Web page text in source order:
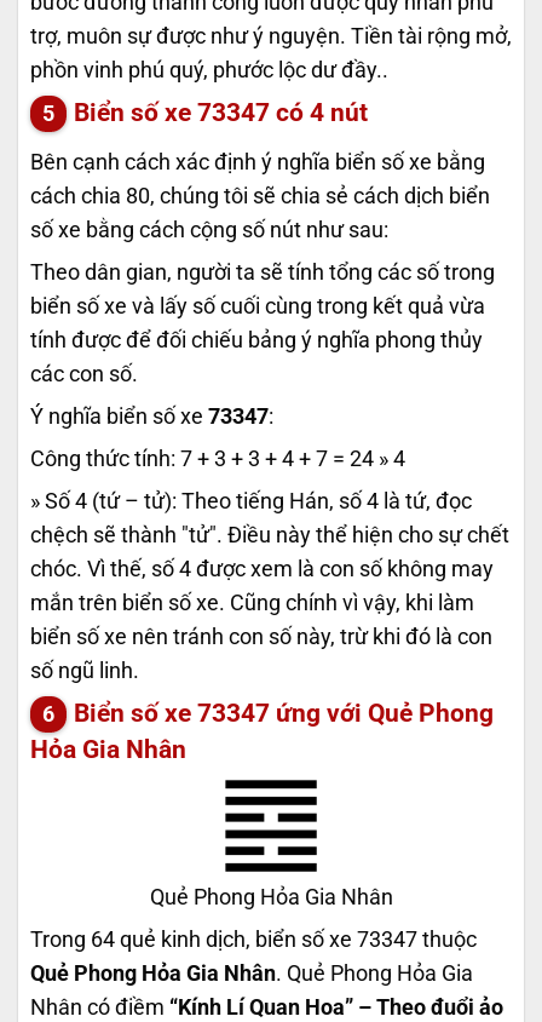
trợ, muôn sự được như ý nguyện. Tiền tài rộng mở,
phồn vinh phú quý, phước lộc dư đầy..
Biển số xe 73347 có 4 nút
Bên cạnh cách xác định ý nghĩa biển số xe bằng
cách chia 80, chúng tôi sẽ chia sẻ cách dịch biển
số xe bằng cách cộng số nút như sau:
Theo dân gian, người ta sẽ tính tổng các số trong
biển số xe và lấy số cuối cùng trong kết quả vừa
tính được để đối chiếu bảng ý nghĩa phong thủy
các con số.
Ý nghĩa biển số xe 73347:
Công thức tính: 7 + 3 + 3 + 4 + 7 = 24 » 4
» Số 4 (tứ – tử): Theo tiếng Hán, số 4 là tứ, đọc
chệch sẽ thành "tử". Điều này thể hiện cho sự chết
chóc. Vì thế, số 4 được xem là con số không may
mắn trên biển số xe. Cũng chính vì vậy, khi làm
biển số xe nên tránh con số này, trừ khi đó là con
số ngũ linh.
Biển số xe 73347 ứng với Quẻ Phong
Hỏa Gia Nhân
Quẻ Phong Hỏa Gia Nhân
Trong 64 quẻ kinh dịch, biển số xe 73347 thuộc
Quẻ Phong Hỏa Gia Nhân. Quẻ Phong Hỏa Gia
Nhân có điềm “Kính Lí Quan Hoa” – Theo đuổi ảo